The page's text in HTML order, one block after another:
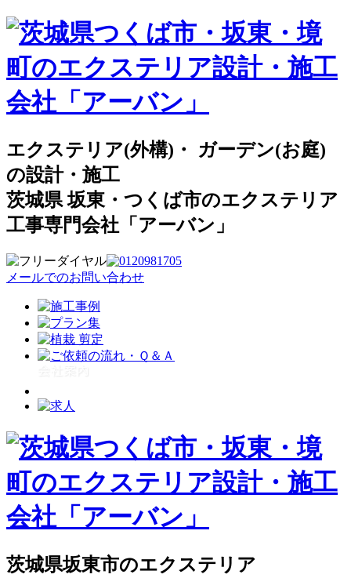
エクステリア(外構)・ ガーデン(お庭)
の設計・施工
茨城県 坂東・つくば市のエクステリア
工事専門会社「アーバン」
メールでのお問い合わせ
茨城県坂東市のエクステリア